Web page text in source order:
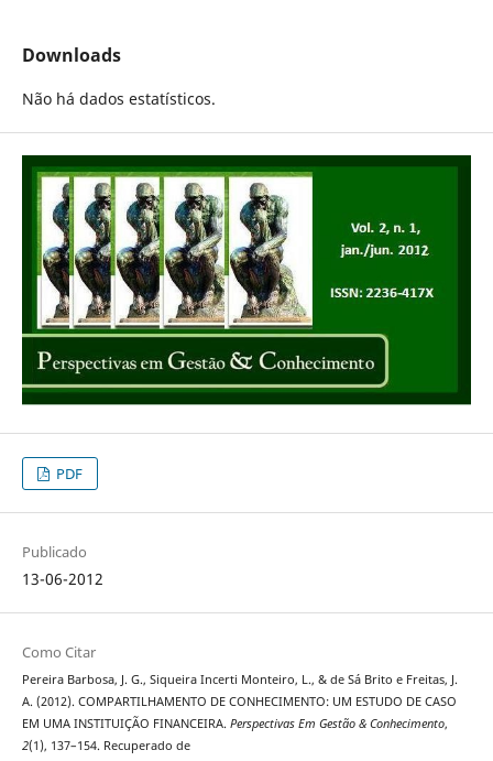
Downloads
Não há dados estatísticos.
PDF
Publicado
13-06-2012
Como Citar
Pereira Barbosa, J. G., Siqueira Incerti Monteiro, L., & de Sá Brito e Freitas, J.
A. (2012). COMPARTILHAMENTO DE CONHECIMENTO: UM ESTUDO DE CASO
EM UMA INSTITUIÇÃO FINANCEIRA. Perspectivas Em Gestão & Conhecimento,
2(1), 137–154. Recuperado de